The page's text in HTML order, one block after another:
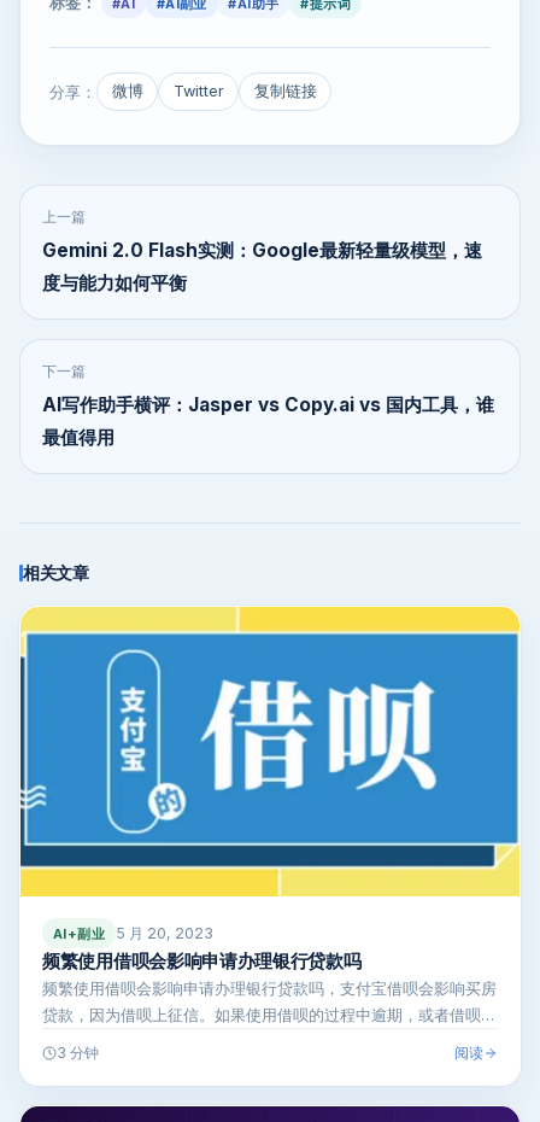
分享： 微博 Twitter 复制链接
上一篇
Gemini 2.0 Flash实测：Google最新轻量级模型，速
度与能力如何平衡
下一篇
AI写作助手横评：Jasper vs Copy.ai vs 国内工具，谁
最值得用
相关文章
AI+副业 5 月 20, 2023
频繁使用借呗会影响申请办理银行贷款吗
频繁使用借呗会影响申请办理银行贷款吗，支付宝借呗会影响买房
贷款，因为借呗上征信。如果使用借呗的过程中逾期，或者借呗的
3 分钟 阅读